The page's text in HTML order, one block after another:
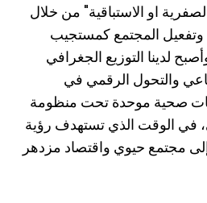
او الاستباقية" من خلال
وتفعيل المجتمع كمستجيب
لدينا التوزيع الجغرافي
والتحول الرقمي في
صحية موحدة تحت منظومة
في الوقت الذي تستهدف رؤية
الوصول إلى مجتمع حيوي واقتصاد مزدهر